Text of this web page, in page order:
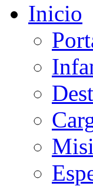
Inicio